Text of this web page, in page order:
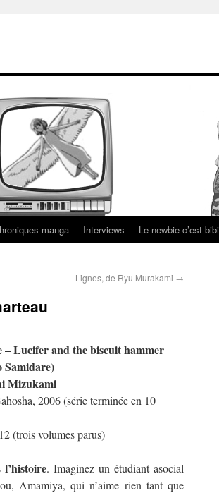
manga Interviews Le newbie c’est bibi
Lignes, de Ryu Murakami →
– Lucifer and the biscuit hammer
Samidare)
Mizukami
2006 (série terminée en 10
(trois volumes parus)
l’histoire. Imaginez un étudiant asocial
Amamiya, qui n’aime rien tant que